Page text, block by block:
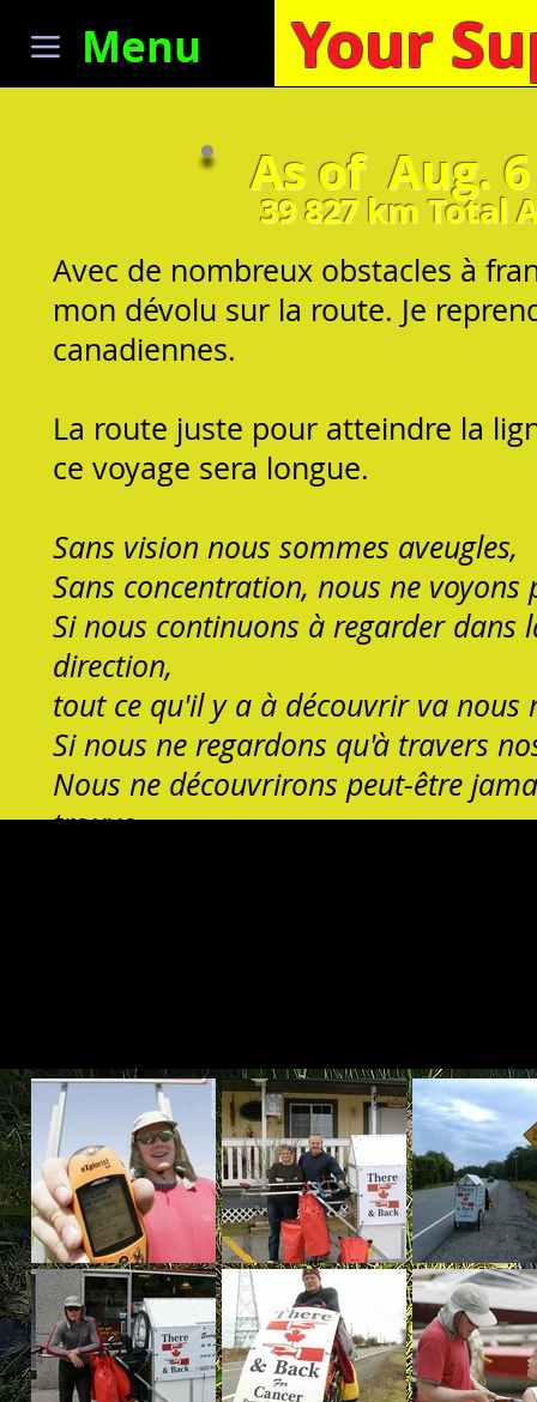
Menu Your
As of Aug.
39 827km Total
Avec de nombreux obstacles à
mon dévolu sur la route. Je
canadiennes.
La route juste pour atteindre la
ce voyage sera longue.
Sans vision nous sommes aveugles,
Sans concentration, nous ne voyons
Si nous continuons à regarder dans
direction,
tout ce qu'il y a à découvrir va nous
Si nous ne regardons qu'à travers
Nous ne découvrirons peut-être
trouve.